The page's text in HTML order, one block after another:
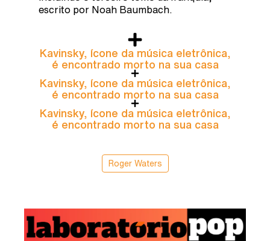
escrito por Noah Baumbach.
Kavinsky, ícone da música eletrônica,
é encontrado morto na sua casa
Kavinsky, ícone da música eletrônica,
é encontrado morto na sua casa
Kavinsky, ícone da música eletrônica,
é encontrado morto na sua casa
Roger Waters